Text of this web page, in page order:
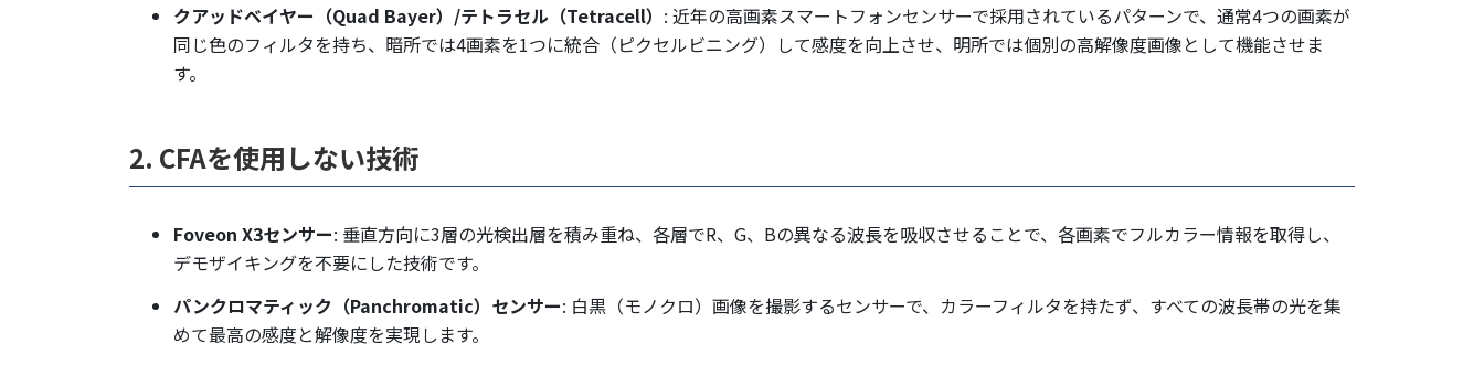
クアッドベイヤー（Quad Bayer）/テトラセル（Tetracell） : 近年の高画素スマートフォンセンサーで採用されているパターンで、通常4つの画素が
同じ色のフィルタを持ち、暗所では4画素を1つに統合（ピクセルビニング）して感度を向上させ、明所では個別の高解像度画像として機能させま
す。
2. CFAを使用しない技術
Foveon X3センサー: 垂直方向に3層の光検出層を積み重ね、各層でR、G、Bの異なる波長を吸収させることで、各画素でフルカラー情報を取得し、
デモザイキングを不要にした技術です。
パンクロマティック（Panchromatic）センサー: 白黒（モノクロ）画像を撮影するセンサーで、カラーフィルタを持たず、すべての波長帯の光を集
めて最高の感度と解像度を実現します。